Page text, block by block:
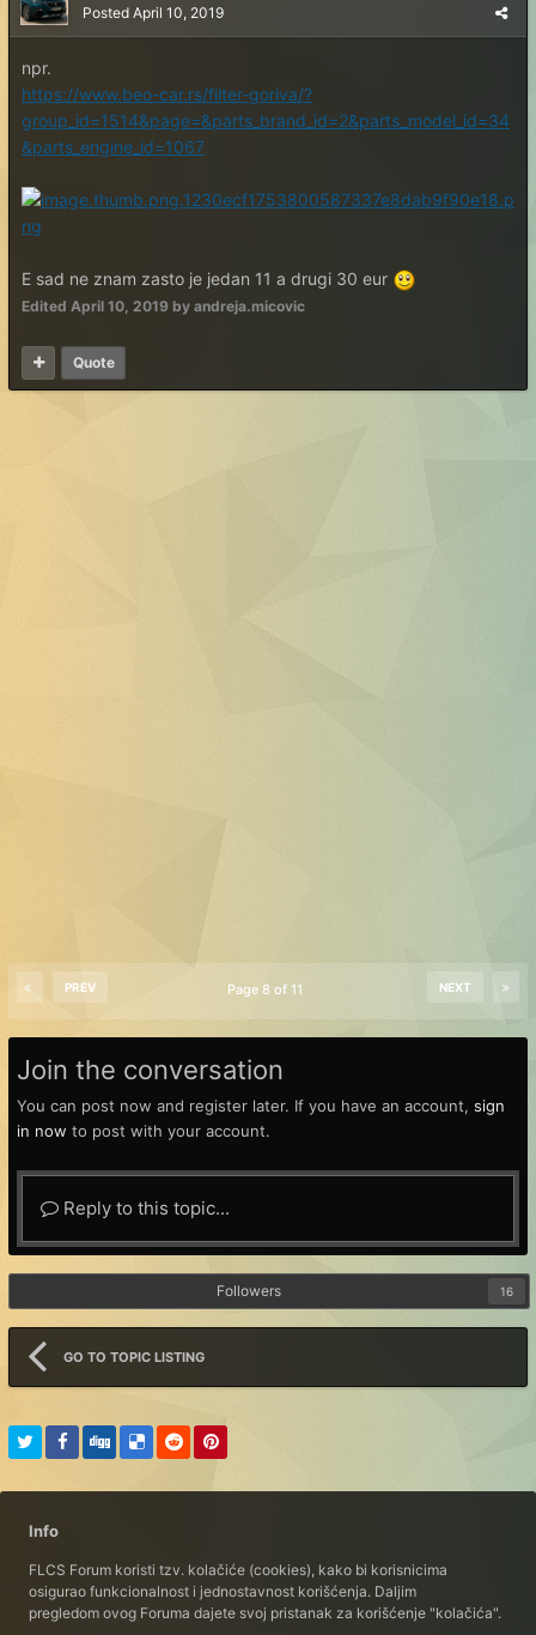
Posted April 10, 2019
npr.
https://www.beo-car.rs/filter-goriva/?
group_id=1514&page=&parts_brand_id=2&parts_model_id=34
&parts_engine_id=1067
E sad ne znam zasto je jedan 11 a drugi 30 eur
Edited April 10, 2019 by andreja.micovic
Quote
PREV NEXT
Page 8 of 11
Join the conversation
You can post now and register later. If you have an account, sign
in now to post with your account.
Reply to this topic...
Followers 16
GO TO TOPIC LISTING
Info
FLCS Forum koristi tzv. kolačiće (cookies), kako bi korisnicima
osigurao funkcionalnost i jednostavnost korišćenja. Daljim
pregledom ovog Foruma dajete svoj pristanak za korišćenje "kolačića".